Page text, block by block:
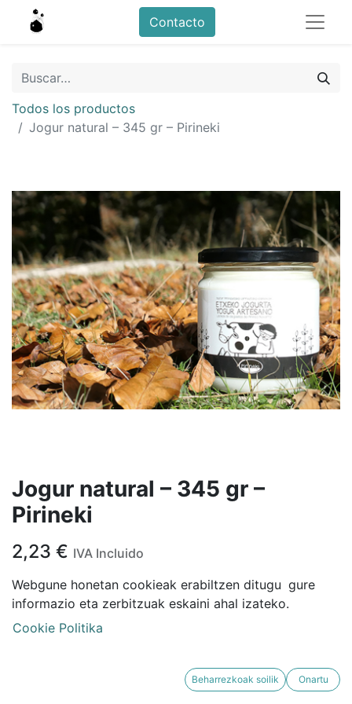
Contacto
Todos los productos
Jogur natural – 345 gr – Pirineki
Jogur natural – 345 gr –
Pirineki
2,23 € IVA Incluido
Webgune honetan cookieak erabiltzen ditugu gure
informazio eta zerbitzuak eskaini ahal izateko.
Cookie Politika
Beharrezkoak soilik Onartu